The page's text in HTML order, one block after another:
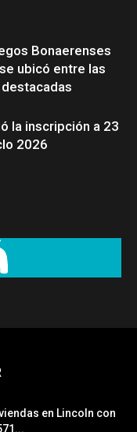
Bonaerenses
ubicó entre las
la inscripción a 23
2026
en Lincoln con